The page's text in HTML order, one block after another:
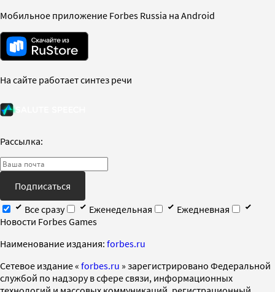
Мобильное приложение Forbes Russia на Android
На сайте работает синтез речи
Рассылка:
Подписаться
Все сразу
Еженедельная
Ежедневная
Новости Forbes Games
Наименование издания: forbes.ru
Cетевое издание « forbes.ru » зарегистрировано Федеральной
службой по надзору в сфере связи, информационных